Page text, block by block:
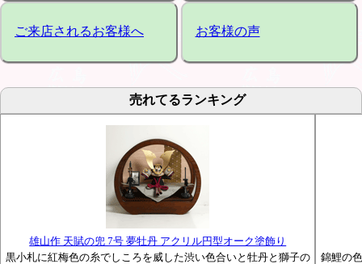
ご来店されるお客様へ お客様の声
売れてるランキング
雄山作 天賦の兜 7号 夢牡丹 アクリル円型オーク塗飾り
黒小札に紅梅色の糸でしころを威した渋い色合いと牡丹と獅子の
錦鯉の